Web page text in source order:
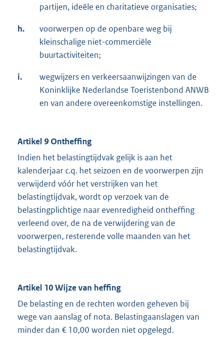
partijen, ideële en charitatieve organisaties;
h.
voorwerpen op de openbare weg bij
kleinschalige niet-commerciële
buurtactiviteiten;
i.
wegwijzers en verkeersaanwijzingen van de
Koninklijke Nederlandse Toeristenbond ANWB
en van andere overeenkomstige instellingen.
Artikel 9 Ontheffing
Indien het belastingtijdvak gelijk is aan het
kalenderjaar c.q. het seizoen en de voorwerpen zijn
verwijderd vóór het verstrijken van het
belastingtijdvak, wordt op verzoek van de
belastingplichtige naar evenredigheid ontheffing
verleend over, de na de verwijdering van de
voorwerpen, resterende volle maanden van het
belastingtijdvak.
Artikel 10 Wijze van heffing
De belasting en de rechten worden geheven bij
wege van aanslag of nota. Belastingaanslagen van
minder dan € 10,00 worden niet opgelegd.